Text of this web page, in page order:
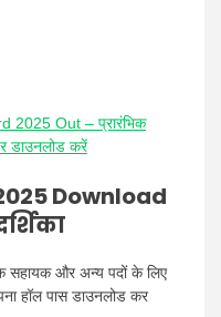
2025 Out – प्रारंभिक
डाउनलोड करें
Download
सहायक और अन्य पदों के लिए
हॉल पास डाउनलोड कर